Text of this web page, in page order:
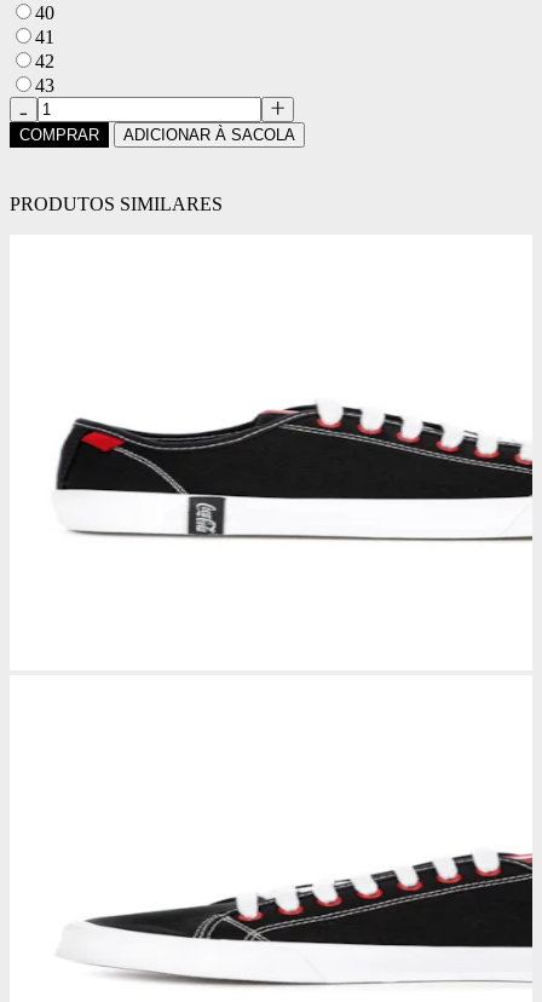
40
41
42
43
COMPRAR ADICIONAR À SACOLA
PRODUTOS SIMILARES